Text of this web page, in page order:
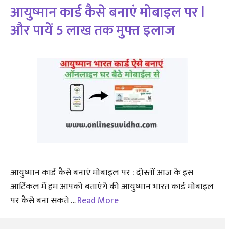
आयुष्मान कार्ड कैसे बनाएं मोबाइल पर l
और पायें 5 लाख तक मुफ्त इलाज
आयुष्मान कार्ड कैसे बनाएं मोबाइल पर : दोस्तों आज के इस
आर्टिकल में हम आपको बताएंगे की आयुष्मान भारत कार्ड मोबाइल
पर कैसे बना सकते …Read More